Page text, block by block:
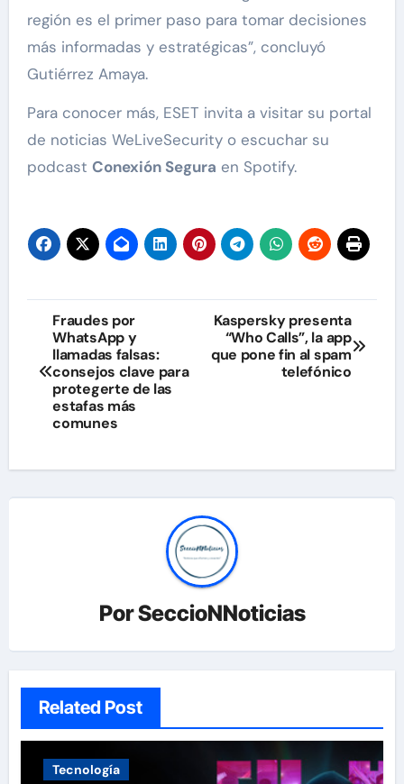
región es el primer paso para tomar decisiones
más informadas y estratégicas”, concluyó
Gutiérrez Amaya.
Para conocer más, ESET invita a visitar su portal
de noticias WeLiveSecurity o escuchar su
podcast Conexión Segura en Spotify.
Navegación
de
entradas
Fraudes por
WhatsApp y
llamadas falsas:
consejos clave para
protegerte de las
estafas más
comunes
Kaspersky presenta
“Who Calls”, la app
que pone fin al spam
telefónico
PorSeccioNNoticias
Related Post
Tecnología